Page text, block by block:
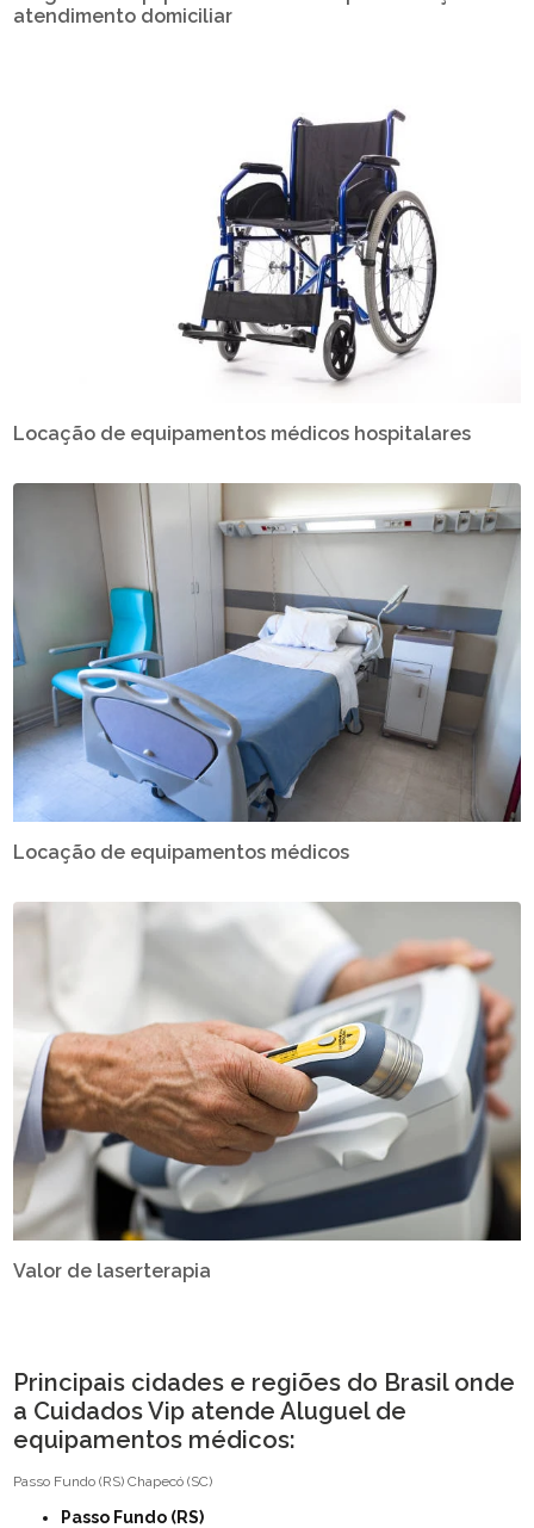
atendimento domiciliar
Locação de equipamentos médicos hospitalares
Locação de equipamentos médicos
Valor de laserterapia
Principais cidades e regiões do Brasil onde
a Cuidados Vip atende Aluguel de
equipamentos médicos:
Passo Fundo (RS) Chapecó (SC)
Passo Fundo (RS)